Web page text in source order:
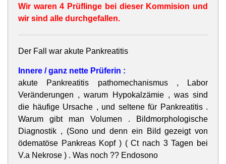
Wir waren 4 Prüflinge bei dieser Kommision und
wir sind alle durchgefallen.
Der Fall war akute Pankreatitis
Innere / ganz nette Prüferin :
akute Pankreatitis pathomechanismus , Labor
Veränderungen , warum Hypokalzämie , was sind
die häufige Ursache , und seltene für Pankreatitis .
Warum gibt man Volumen . Bildmorphologische
Diagnostik , (Sono und denn ein Bild gezeigt von
ödematöse Pankreas Kopf ) ( Ct nach 3 Tagen bei
V.a Nekrose ) . Was noch ?? Endosono